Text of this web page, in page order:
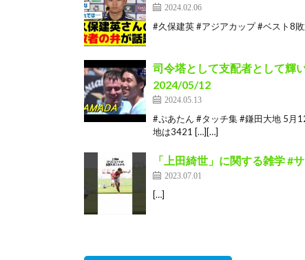
2024.02.06
#久保建英 #アジアカップ #ベスト8
司令塔として支配者として輝
2024/05/12
2024.05.13
#ぷあたん #タッチ集 #鎌田大地 5月
地は3421 […][…]
「上田綺世」に関する雑学 #
2023.07.01
[…]